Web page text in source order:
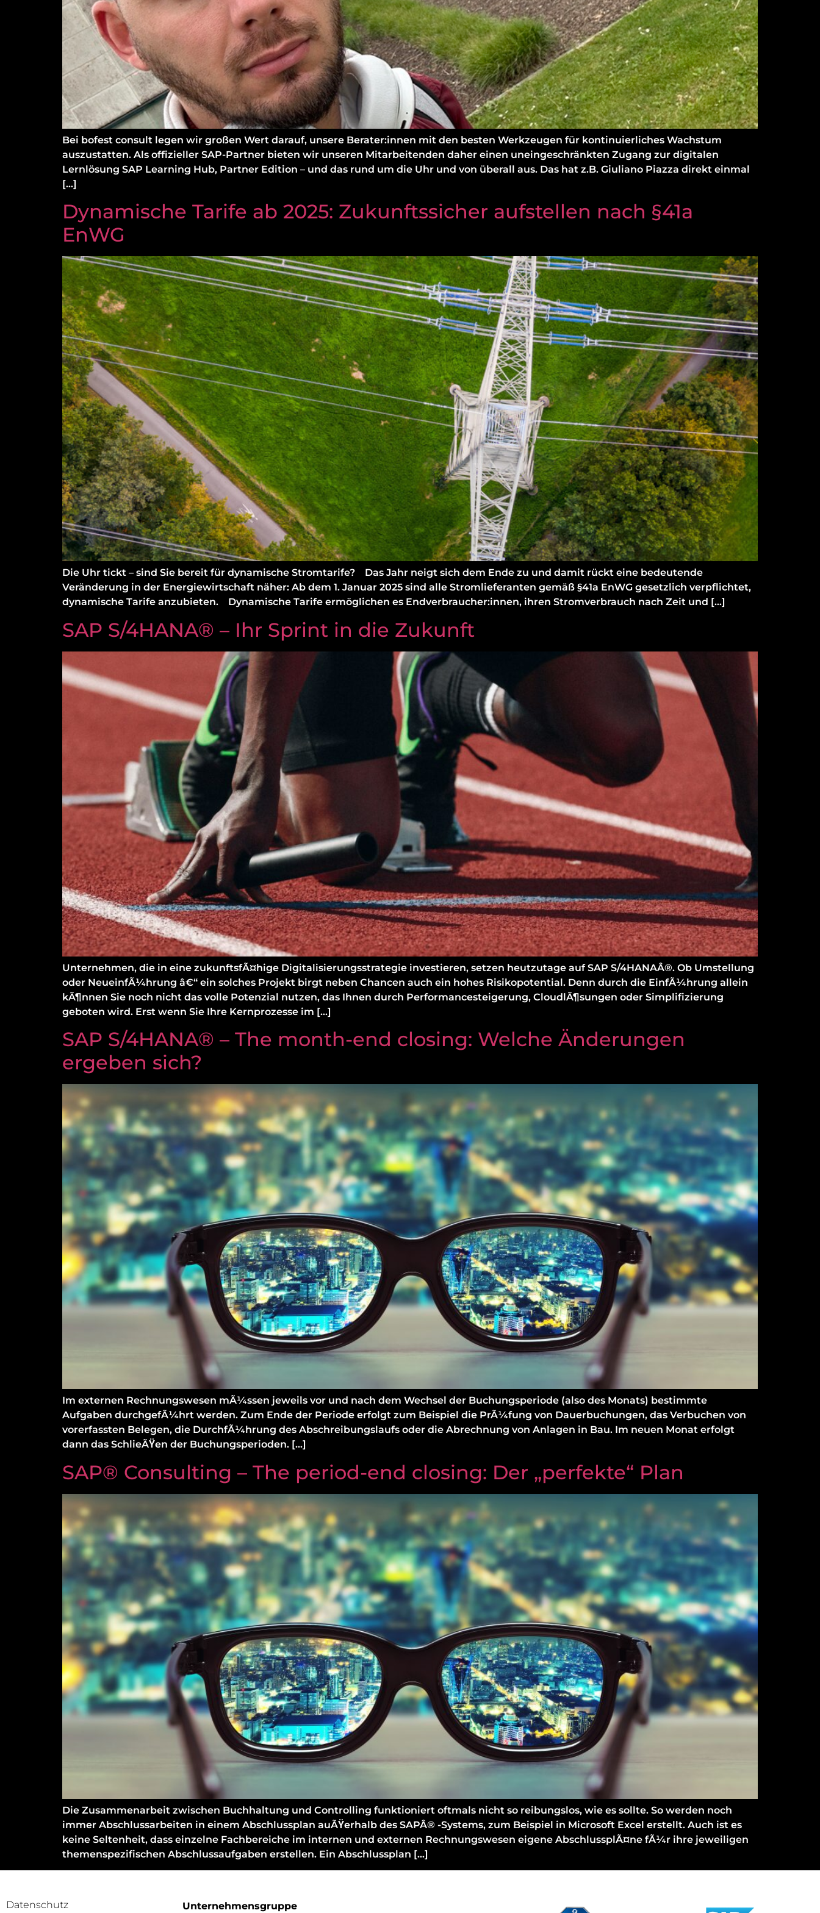
Bei bofest consult legen wir großen Wert darauf, unsere Berater:innen mit den besten Werkzeugen für kontinuierliches Wachstum
auszustatten. Als offizieller SAP-Partner bieten wir unseren Mitarbeitenden daher einen uneingeschränkten Zugang zur digitalen
Lernlösung SAP Learning Hub, Partner Edition – und das rund um die Uhr und von überall aus. Das hat z.B. Giuliano Piazza direkt einmal
[…]
Dynamische Tarife ab 2025: Zukunftssicher aufstellen nach §41a
EnWG
Die Uhr tickt – sind Sie bereit für dynamische Stromtarife? Das Jahr neigt sich dem Ende zu und damit rückt eine bedeutende
Veränderung in der Energiewirtschaft näher: Ab dem 1. Januar 2025 sind alle Stromlieferanten gemäß §41a EnWG gesetzlich verpflichtet,
dynamische Tarife anzubieten. Dynamische Tarife ermöglichen es Endverbraucher:innen, ihren Stromverbrauch nach Zeit und […]
SAP S/4HANA® – Ihr Sprint in die Zukunft
Unternehmen, die in eine zukunftsfÃ¤hige Digitalisierungsstrategie investieren, setzen heutzutage auf SAP S/4HANAÂ®. Ob Umstellung
oder NeueinfÃ¼hrung â€“ ein solches Projekt birgt neben Chancen auch ein hohes Risikopotential. Denn durch die EinfÃ¼hrung allein
kÃ¶nnen Sie noch nicht das volle Potenzial nutzen, das Ihnen durch Performancesteigerung, CloudlÃ¶sungen oder Simplifizierung
geboten wird. Erst wenn Sie Ihre Kernprozesse im […]
SAP S/4HANA® – The month-end closing: Welche Änderungen
ergeben sich?
Im externen Rechnungswesen mÃ¼ssen jeweils vor und nach dem Wechsel der Buchungsperiode (also des Monats) bestimmte
Aufgaben durchgefÃ¼hrt werden. Zum Ende der Periode erfolgt zum Beispiel die PrÃ¼fung von Dauerbuchungen, das Verbuchen von
vorerfassten Belegen, die DurchfÃ¼hrung des Abschreibungslaufs oder die Abrechnung von Anlagen in Bau. Im neuen Monat erfolgt
dann das SchlieÃŸen der Buchungsperioden. […]
SAP® Consulting – The period-end closing: Der „perfekte“ Plan
Die Zusammenarbeit zwischen Buchhaltung und Controlling funktioniert oftmals nicht so reibungslos, wie es sollte. So werden noch
immer Abschlussarbeiten in einem Abschlussplan auÃŸerhalb des SAPÂ® -Systems, zum Beispiel in Microsoft Excel erstellt. Auch ist es
keine Seltenheit, dass einzelne Fachbereiche im internen und externen Rechnungswesen eigene AbschlussplÃ¤ne fÃ¼r ihre jeweiligen
themenspezifischen Abschlussaufgaben erstellen. Ein Abschlussplan […]
Datenschutz Unternehmensgruppe